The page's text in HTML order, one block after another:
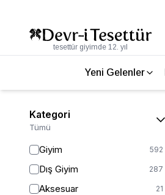
tesettür giyimde 12. yıl
Yeni Gelenler
Kategori
Tümü
Giyim 592
Dış Giyim 287
Aksesuar 21